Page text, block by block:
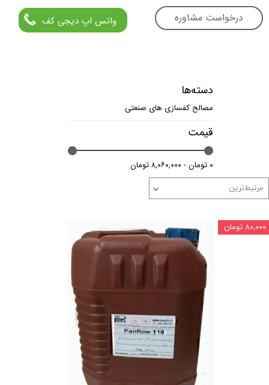
درخواست مشاوره واتس اپ دیجی کف
دسته‌ها
مصالح کفسازی های صنعتی
قیمت
۰ تومان - ۸,۰۶۰,۰۰۰ تومان
مرتبط‌ترین
۸۰,۰۰۰ تومان